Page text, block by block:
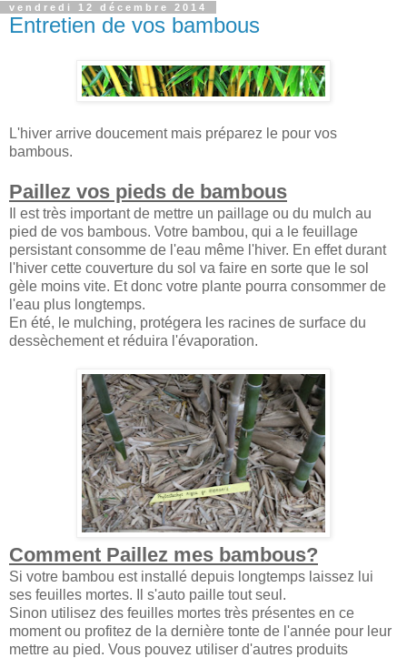
vendredi 12 décembre 2014
Entretien de vos bambous
L'hiver arrive doucement mais préparez le pour vos
bambous.
Paillez vos pieds de bambous
Il est très important de mettre un paillage ou du mulch au
pied de vos bambous. Votre bambou, qui a le feuillage
persistant consomme de l'eau même l'hiver. En effet durant
l'hiver cette couverture du sol va faire en sorte que le sol
gèle moins vite. Et donc votre plante pourra consommer de
l'eau plus longtemps.
En été, le mulching, protégera les racines de surface du
dessèchement et réduira l'évaporation.
Comment Paillez mes bambous?
Si votre bambou est installé depuis longtemps laissez lui
ses feuilles mortes. Il s'auto paille tout seul.
Sinon utilisez des feuilles mortes très présentes en ce
moment ou profitez de la dernière tonte de l'année pour leur
mettre au pied. Vous pouvez utiliser d'autres produits